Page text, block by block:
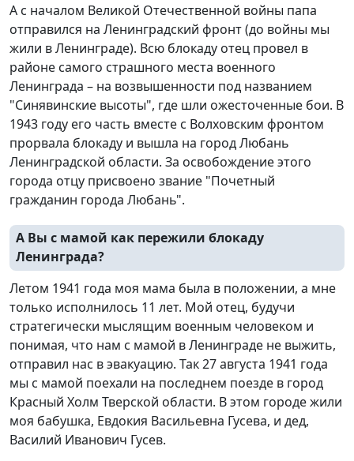
А с началом Великой Отечественной войны папа
отправился на Ленинградский фронт (до войны мы
жили в Ленинграде). Всю блокаду отец провел в
районе самого страшного места военного
Ленинграда – на возвышенности под названием
"Синявинские высоты", где шли ожесточенные бои. В
1943 году его часть вместе с Волховским фронтом
прорвала блокаду и вышла на город Любань
Ленинградской области. За освобождение этого
города отцу присвоено звание "Почетный
гражданин города Любань".
А Вы с мамой как пережили блокаду
Ленинграда?
Летом 1941 года моя мама была в положении, а мне
только исполнилось 11 лет. Мой отец, будучи
стратегически мыслящим военным человеком и
понимая, что нам с мамой в Ленинграде не выжить,
отправил нас в эвакуацию. Так 27 августа 1941 года
мы с мамой поехали на последнем поезде в город
Красный Холм Тверской области. В этом городе жили
моя бабушка, Евдокия Васильевна Гусева, и дед,
Василий Иванович Гусев.